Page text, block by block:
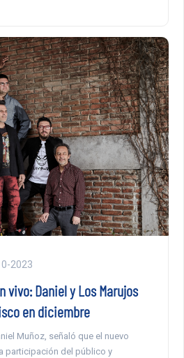
2023
vivo: Daniel y Los Marujos
en diciembre
Muñoz, señaló que el nuevo
participación del público y